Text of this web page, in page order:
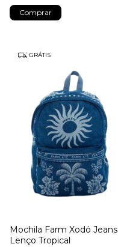
GRÁTIS
Mochila Farm Xodó Jeans
Lenço Tropical